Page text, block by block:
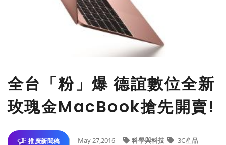
全台「粉」爆 德誼數位全新
玫瑰金MacBook搶先開賣!
推廣新聞稿 May 27,2016 科學與科技 3C產品